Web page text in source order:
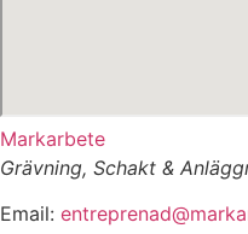
Markarbete
Grävning, Schakt &
Email: